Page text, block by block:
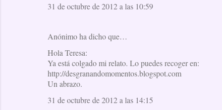
31 de octubre de 2012 a las 10:59
Anónimo ha dicho que…
Hola Teresa:
Ya está colgado mi relato. Lo puedes recoger en:
http://desgranandomomentos.blogspot.com
Un abrazo.
31 de octubre de 2012 a las 14:15